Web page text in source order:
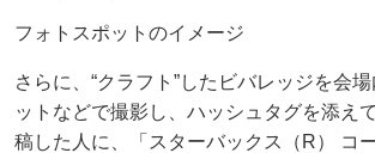
フォトスポットのイメージ
さらに、“クラフト”したビバレッジを会
ットなどで撮影し、ハッシュタグを添え
稿した人に、「スターバックス（R） コ